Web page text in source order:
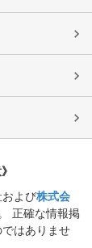
よび株式会
正確な情報掲
はありませ